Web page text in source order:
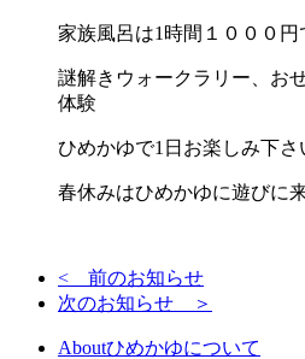
家族風呂は1時間１０００円
謎解きウォークラリー、お
体験
ひめかゆで1日お楽しみ下さ
春休みはひめかゆに遊びに
< 前のお知らせ
次のお知らせ ＞
Aboutひめかゆについて